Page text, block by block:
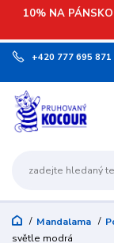
10% NA
+420 777 695 871
Mandalama
světle modrá